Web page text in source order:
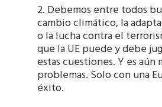
2. Debemos entre todos
cambio climático, la
o la lucha contra el
que la UE puede y debe
estas cuestiones. Y es
problemas. Solo con una
éxito.